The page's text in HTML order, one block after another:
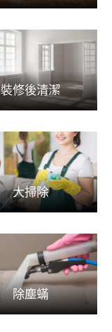
裝修後清潔
大掃除
除塵蟎